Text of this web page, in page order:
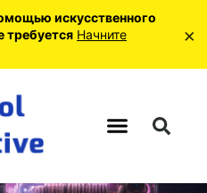
искусственного
требуется Начните
×